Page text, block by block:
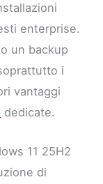
enterprise.
un backup
i
vantaggi
dedicate.
11 25H2
di